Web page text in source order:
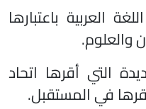
العربية باعتبارها
والعلوم.
التي أقرها اتحاد
في المستقبل.